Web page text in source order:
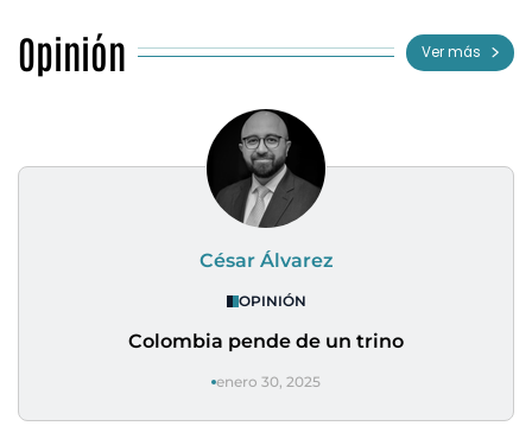
Opinión Ver más
César Álvarez
OPINIÓN
Colombia pende de un trino
enero 30, 2025